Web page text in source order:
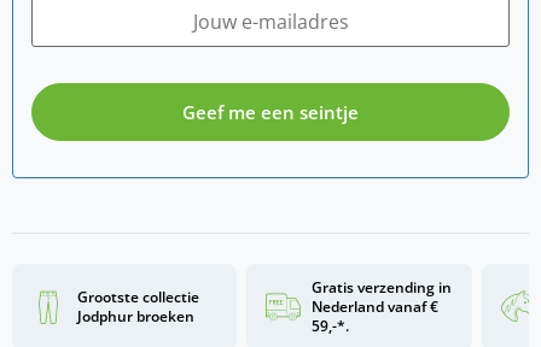
Geef me een seintje
Grootste collectie
Jodphur broeken
Gratis verzending in
Nederland vanaf €
59,-*.